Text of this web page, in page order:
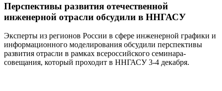
Перспективы развития отечественной
инженерной отрасли обсудили в ННГАСУ
Эксперты из регионов России в сфере инженерной графики и
информационного моделирования обсудили перспективы
развития отрасли в рамках всероссийского семинара-
совещания, который проходит в ННГАСУ 3-4 декабря.